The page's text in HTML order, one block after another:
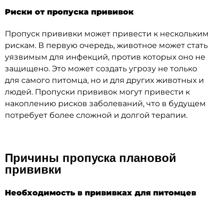
Риски от пропуска прививок
Пропуск прививки может привести к нескольким
рискам. В первую очередь, животное может стать
уязвимым для инфекций, против которых оно не
защищено. Это может создать угрозу не только
для самого питомца, но и для других животных и
людей. Пропуски прививок могут привести к
накоплению рисков заболеваний, что в будущем
потребует более сложной и долгой терапии.
Причины пропуска плановой
прививки
Необходимость в прививках для питомцев